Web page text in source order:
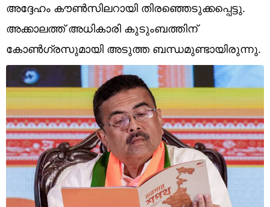
Photo
Short Videos
അദ്ദേഹം കൗണ്‍സിലറായി തിരഞ്ഞെടുക്കപ്പെട്ടു.
അക്കാലത്ത് അധികാരി കുടുംബത്തിന്
കോണ്‍ഗ്രസുമായി അടുത്ത ബന്ധമുണ്ടായിരുന്നു.